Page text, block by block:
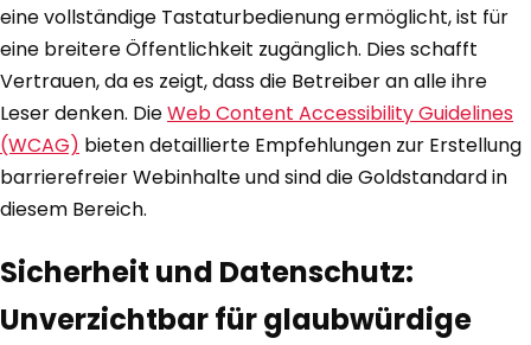
eine vollständige Tastaturbedienung ermöglicht, ist für
eine breitere Öffentlichkeit zugänglich. Dies schafft
Vertrauen, da es zeigt, dass die Betreiber an alle ihre
Leser denken. DieWeb Content Accessibility Guidelines
(WCAG) bieten detaillierte Empfehlungen zur Erstellung
barrierefreier Webinhalte und sind die Goldstandard in
diesem Bereich.
Sicherheit und Datenschutz:
Unverzichtbar für glaubwürdige